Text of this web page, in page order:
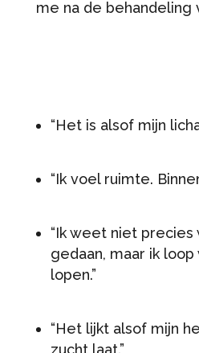
me na de behandeling
“Het is alsof mijn
“Ik voel ruimte.
“Ik weet niet
gedaan, maar ik
lopen.”
“Het lijkt alsof mijn
zucht laat.”